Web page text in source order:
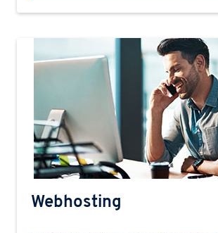
Webhosting